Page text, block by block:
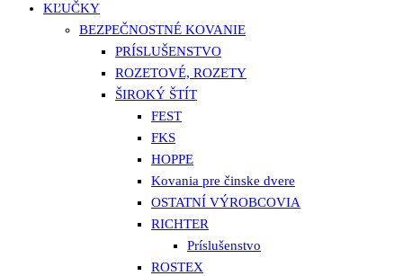
KĽUČKY
BEZPEČNOSTNÉ KOVANIE
PRÍSLUŠENSTVO
ROZETOVÉ, ROZETY
ŠIROKÝ ŠTÍT
FEST
FKS
HOPPE
Kovania pre činske dvere
OSTATNÍ VÝROBCOVIA
RICHTER
Príslušenstvo
ROSTEX